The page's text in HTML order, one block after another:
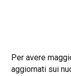
Per avere
aggiornati sui